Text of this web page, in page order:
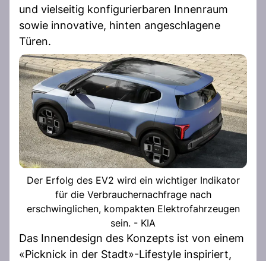
und vielseitig konfigurierbaren Innenraum
sowie innovative, hinten angeschlagene
Türen.
Der Erfolg des EV2 wird ein wichtiger Indikator
für die Verbrauchernachfrage nach
erschwinglichen, kompakten Elektrofahrzeugen
sein. - KIA
Das Innendesign des Konzepts ist von einem
«Picknick in der Stadt»-Lifestyle inspiriert,